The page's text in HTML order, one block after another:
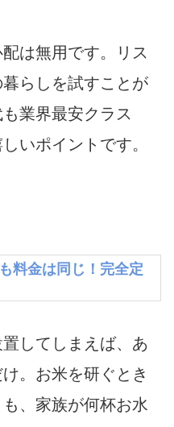
は無用です。リス
らしを試すことが
業界最安クラス
いポイントです。
料金は同じ！完全定
してしまえば、あ
。お米を研ぐとき
、家族が何杯お水